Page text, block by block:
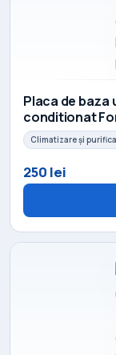
Placa de
conditionat
Climatizare și
250 lei